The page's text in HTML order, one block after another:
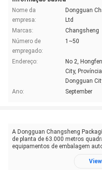
Nome da
empresa:
Dongguan
Ltd
Marcas:
Changsheng
Número de
empregado:
1~50
Endereço:
No 2,
City,
Dongguan
Ano:
September
A Dongguan Changsheng
de planta de 63.000 metros
equipamentos de embalagem